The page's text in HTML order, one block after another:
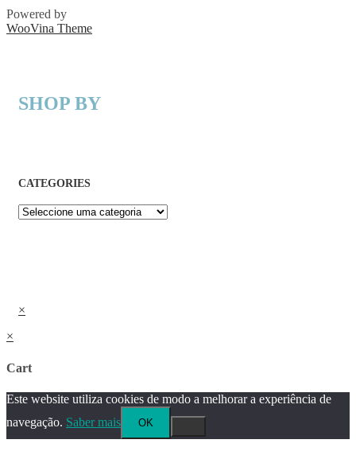
Powered by
WooVina Theme
SHOP BY
CATEGORIES
×
×
Cart
Este website utiliza cookies de modo a melhorar a experiência de
navegação. Saber mais OK